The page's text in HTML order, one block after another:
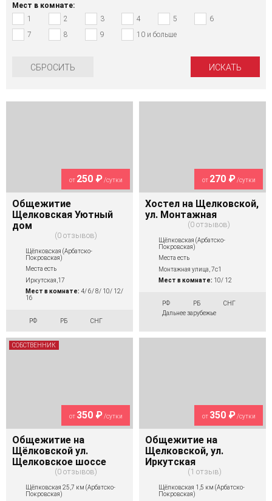
Мест в комнате:
1
2 3 4 5
6
7
8 9 10 и больше
СБРОСИТЬ
от 250 ₽/сутки
Общежитие
Щелковская Уютный
дом
0 отзывов
Щёлковская (Арбатско-
Покровская)
Места есть
Иркутская,17
Мест в комнате: 4/ 6/ 8/ 10/ 12/
16
РФ РБ СНГ
от 270 ₽/сутки
Хостел на Щелковской,
ул. Монтажная
0 отзывов
Щёлковская (Арбатско-
Покровская)
Места есть
Монтажная улица, 7с1
Мест в комнате: 10/ 12
РФ РБ
СНГ
Дальнее зарубежье
от 350 ₽/сутки
Общежитие на
Щёлковской ул.
Щелковское шоссе
0 отзывов
Щёлковская 25,7 км (Арбатско-
Покровская)
СОБСТВЕННИК
от 350 ₽/сутки
Общежитие на
Щелковской, ул.
Иркутская
1 отзыв
Щёлковская 1,5 км (Арбатско-
Покровская)